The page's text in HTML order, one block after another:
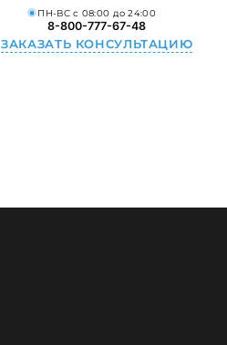
ПН-ВС с 08:00 до 24:00
8-800-777-67-48
ЗАКАЗАТЬ КОНСУЛЬТАЦИЮ